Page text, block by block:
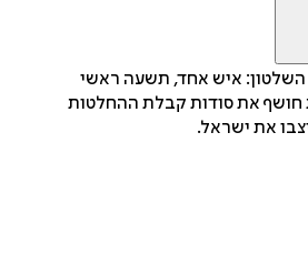
איש אחד, תשעה ראשי
ממשלות חושף את סודות קבלת ההחלטות
את ישראל.